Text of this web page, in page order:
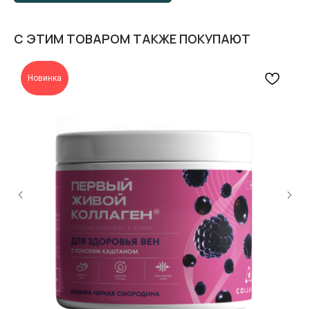
С ЭТИМ ТОВАРОМ ТАКЖЕ ПОКУПАЮТ
Новинка